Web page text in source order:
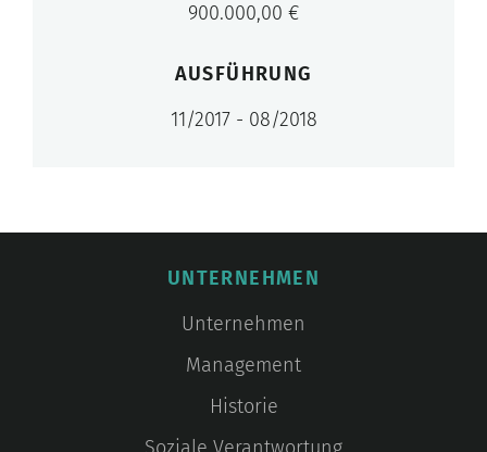
900.000,00 €
AUSFÜHRUNG
11/2017 - 08/2018
UNTERNEHMEN
Unternehmen
Management
Historie